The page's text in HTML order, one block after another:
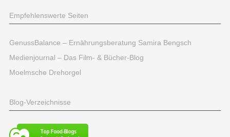
Empfehlenswerte Seiten
GenussBalance – Ernährungsberatung Samira Bengsch
Medienjournal – Das Film- & Bücher-Blog
Moelmsche Drehorgel
Blog-Verzeichnisse